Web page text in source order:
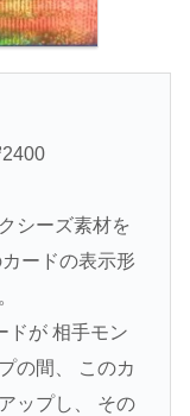
シーズ素材を
ードの表示形
ドが 相手モン
の間、 このカ
ップし、 その